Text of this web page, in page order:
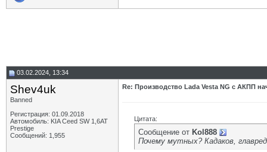
03.02.2024, 13:34
Shev4uk
Banned
Регистрация: 01.09.2018
Автомобиль: KIA Ceed SW 1,6AT
Prestige
Сообщений: 1,955
Re: Производство Lada Vesta NG с АКПП
Цитата:
Сообщение от Kol888
Почему мутных? Кадаков,